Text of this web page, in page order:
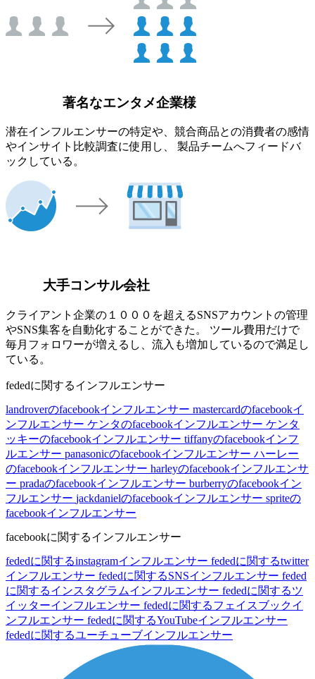
著名なエンタメ企業様
潜在インフルエンサーの特定や、競合商品との消費者の感情
やインサイト比較調査に使用し、 製品チームへフィードバ
ックしている。
大手コンサル会社
クライアント企業の１０００を超えるSNSアカウントの管理
やSNS集客を自動化することができた。 ツール費用だけで
毎月フォロワーが増えるし、流入も増加しているので満足し
ている。
fededに関するインフルエンサー
landroverのfacebookインフルエンサー mastercardのfacebookイ
ンフルエンサー ケンタのfacebookインフルエンサー ケンタ
ッキーのfacebookインフルエンサー tiffanyのfacebookインフ
ルエンサー panasonicのfacebookインフルエンサー ハーレー
のfacebookインフルエンサー harleyのfacebookインフルエンサ
ー pradaのfacebookインフルエンサー burberryのfacebookイン
フルエンサー jackdanielのfacebookインフルエンサー spriteの
facebookインフルエンサー
facebookに関するインフルエンサー
fededに関するinstagramインフルエンサー fededに関するtwitter
インフルエンサー fededに関するSNSインフルエンサー feded
に関するインスタグラムインフルエンサー fededに関するツ
イッターインフルエンサー fededに関するフェイスブックイ
ンフルエンサー fededに関するYouTubeインフルエンサー
fededに関するユーチューブインフルエンサー